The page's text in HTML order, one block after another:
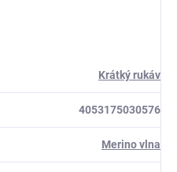
Krátký rukáv
4053175030576
Merino vlna